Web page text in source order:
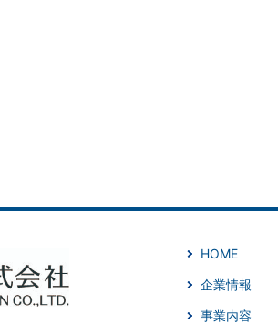
HOME
企業情報
事業内容